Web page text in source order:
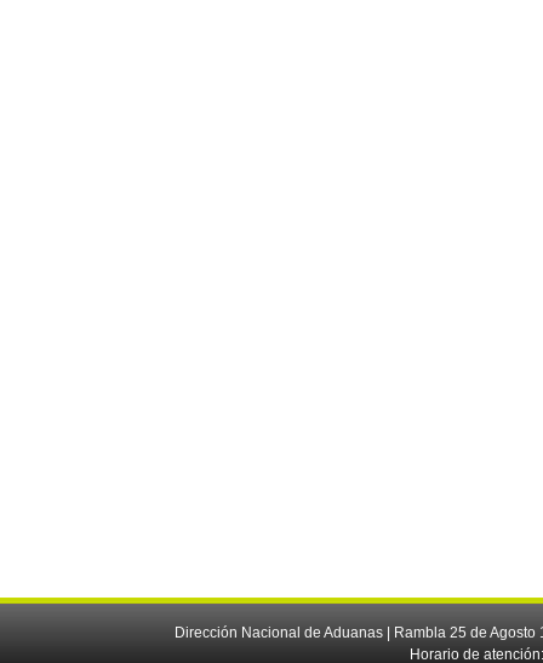
Dirección Nacional de Aduanas | Rambla 25 de
Horario de